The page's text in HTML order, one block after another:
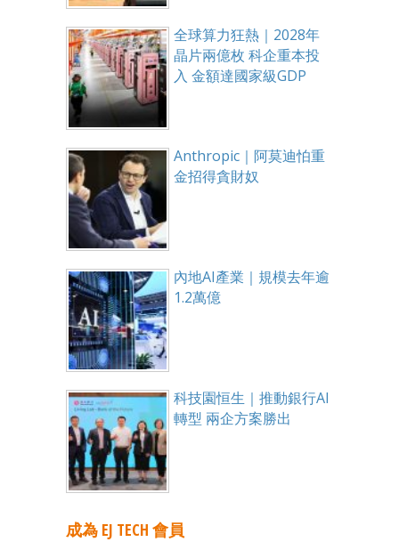
全球算力狂熱｜2028年
晶片兩億枚 科企重本投
入 金額達國家級GDP
Anthropic｜阿莫迪怕重
金招得貪財奴
內地AI產業｜規模去年逾
1.2萬億
科技園恒生｜推動銀行AI
轉型 兩企方案勝出
成為 EJ TECH 會員